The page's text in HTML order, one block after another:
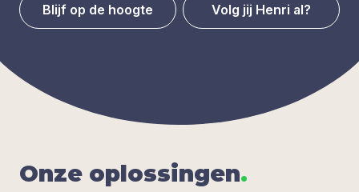
Blijf op de hoogte Volg jij Henri al?
Onze oplos­sin­gen.